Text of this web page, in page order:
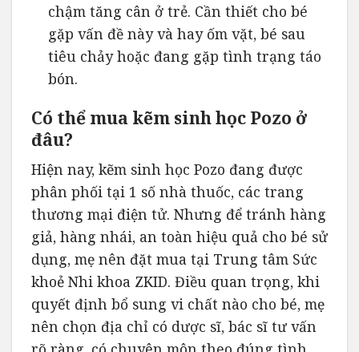
chậm tăng cân ở trẻ. Cần thiết cho bé
gặp vấn đề này và hay ốm vặt, bé sau
tiêu chảy hoặc đang gặp tình trạng táo
bón.
Có thể mua kẽm sinh học Pozo ở
đâu?
Hiện nay, kẽm sinh học Pozo đang được
phân phối tại 1 số nhà thuốc, các trang
thương mại điện tử. Nhưng để tránh hàng
giả, hàng nhái, an toàn hiệu quả cho bé sử
dụng, mẹ nên đặt mua tại Trung tâm Sức
khoẻ Nhi khoa ZKID. Điều quan trọng, khi
quyết định bổ sung vi chất nào cho bé, mẹ
nên chọn địa chỉ có dược sĩ, bác sĩ tư vấn